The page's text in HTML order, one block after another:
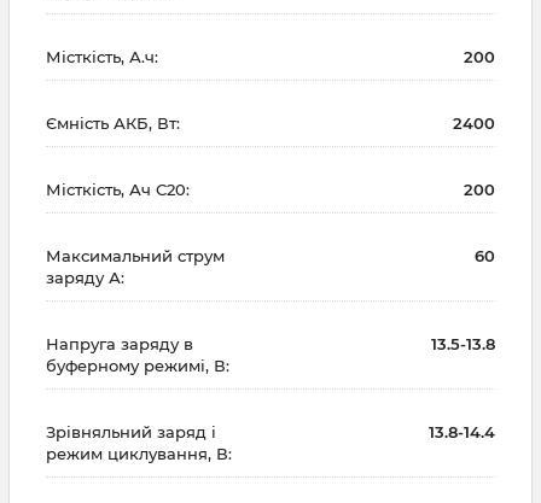
Місткість, А.ч: 200
Ємність АКБ, Вт: 2400
Місткість, Ач С20: 200
Максимальний струм
заряду А:
60
Напруга заряду в
буферному режимі, В:
13.5-13.8
Зрівняльний заряд і
режим циклування, В:
13.8-14.4